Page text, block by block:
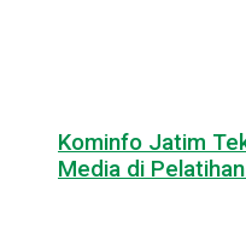
Kominfo Jatim
Media di